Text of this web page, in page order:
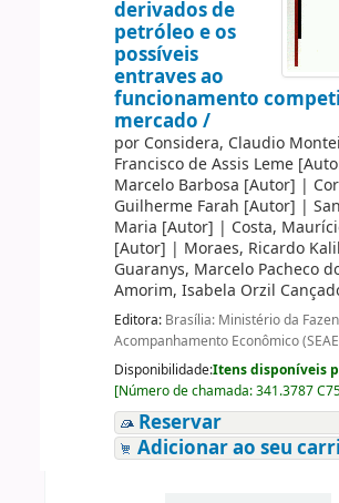
derivados de
petróleo e os
possíveis
entraves ao
funcionamento
mercado /
por Considera, Claudio
Francisco de Assis Leme
Marcelo Barbosa [Autor] |
Guilherme Farah [Autor] |
Maria [Autor] | Costa,
[Autor] | Moraes, Ricardo Kalil
Guaranys, Marcelo Pacheco
Amorim, Isabela Orzil
Editora: Brasília: Ministério da
Acompanhamento Econômico
Disponibilidade:Itens disponíveis
[Número de chamada:341.3787
Reservar
Adicionar ao seu